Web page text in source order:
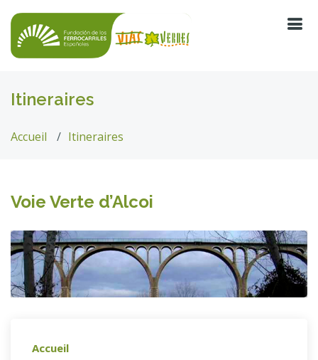
Itineraires
Accueil Itineraires
Voie Verte d’Alcoi
Accueil